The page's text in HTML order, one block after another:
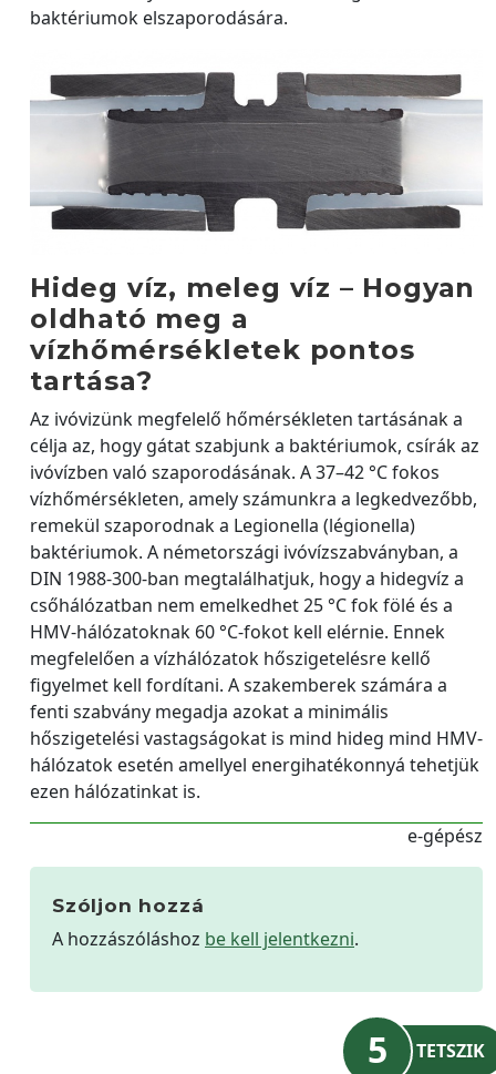
baktériumok elszaporodására.
Hideg víz, meleg víz – Hogyan
oldható meg a
vízhőmérsékletek pontos
tartása?
Az ivóvizünk megfelelő hőmérsékleten tartásának a
célja az, hogy gátat szabjunk a baktériumok, csírák az
ivóvízben való szaporodásának. A 37–42 °C fokos
vízhőmérsékleten, amely számunkra a legkedvezőbb,
remekül szaporodnak a Legionella (légionella)
baktériumok. A németországi ivóvízszabványban, a
DIN 1988-300-ban megtalálhatjuk, hogy a hidegvíz a
csőhálózatban nem emelkedhet 25 °C fok fölé és a
HMV-hálózatoknak 60 °C-fokot kell elérnie. Ennek
megfelelően a vízhálózatok hőszigetelésre kellő
figyelmet kell fordítani. A szakemberek számára a
fenti szabvány megadja azokat a minimális
hőszigetelési vastagságokat is mind hideg mind HMV-
hálózatok esetén amellyel energihatékonnyá tehetjük
ezen hálózatinkat is.
e-gépész
Szóljon hozzá
A hozzászóláshoz be kell jelentkezni.
5 TETSZIK